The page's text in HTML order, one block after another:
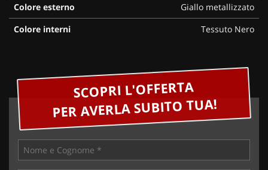
Colore esterno
Giallo metallizzato
Colore interni
Tessuto Nero
SCOPRI L'OFFERTA
PER AVERLA SUBITO TUA!